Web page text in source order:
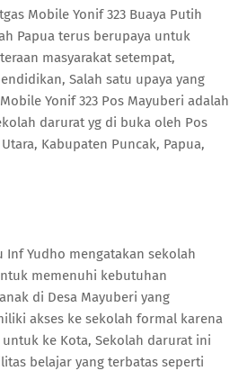
Mobile Yonif 323 Buaya Putih
Papua terus berupaya untuk
masyarakat setempat,
Salah satu upaya yang
Yonif 323 Pos Mayuberi adalah
darurat yg di buka oleh Pos
Kabupaten Puncak, Papua,
Inf Yudho mengatakan sekolah
memenuhi kebutuhan
di Desa Mayuberi yang
akses ke sekolah formal karena
ke Kota, Sekolah darurat ini
belajar yang terbatas seperti